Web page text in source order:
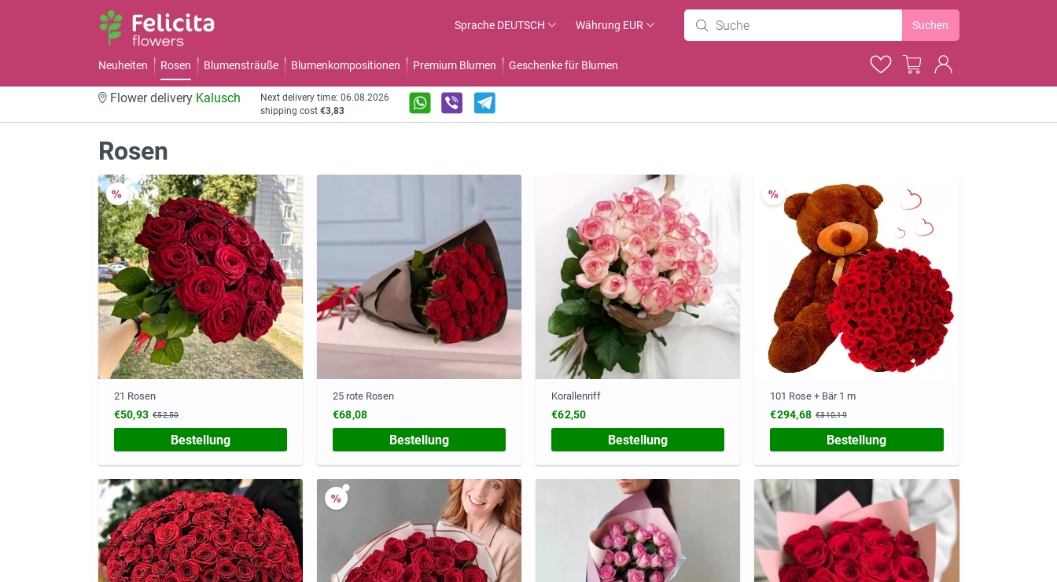
Sprache DEUTSCH Währung EUR Suchen
Neuheiten Rosen Blumensträuße Blumenkompositionen Premium Blumen Geschenke für Blumen
Flower delivery Kalusch
Next delivery time: 06.08.2026
shipping cost €3,83
Rosen
21 Rosen
€50,93 €52,50
Bestellung
25 rote Rosen
€68,08
Bestellung
Korallenriff
€62,50
Bestellung
101 Rose + Bär 1 m
€294,68 €310,19
Bestellung